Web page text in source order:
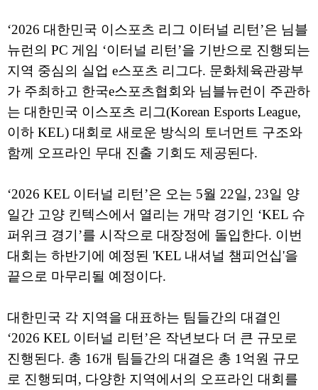
‘2026 대한민국 이스포츠 리그 이터널 리턴’은 님블
뉴런의 PC 게임 ‘이터널 리턴’을 기반으로 진행되는
지역 중심의 실업 e스포츠 리그다. 문화체육관광부
가 주최하고 한국e스포츠협회와 님블뉴런이 주관하
는 대한민국 이스포츠 리그(Korean Esports League,
이하 KEL) 대회로 새로운 방식의 토너먼트 구조와
함께 오프라인 무대 진출 기회도 제공된다.
‘2026 KEL 이터널 리턴’은 오는 5월 22일, 23일 양
일간 고양 킨텍스에서 열리는 개막 경기인 ‘KEL 슈
퍼위크 경기’를 시작으로 대장정에 돌입한다. 이번
대회는 하반기에 예정된 'KEL 내셔널 챔피언십'을
끝으로 마무리될 예정이다.
대한민국 각 지역을 대표하는 팀들간의 대결인
‘2026 KEL 이터널 리턴’은 작년보다 더 큰 규모로
진행된다. 총 16개 팀들간의 대결은 총 1억원 규모
로 진행되며, 다양한 지역에서의 오프라인 대회를